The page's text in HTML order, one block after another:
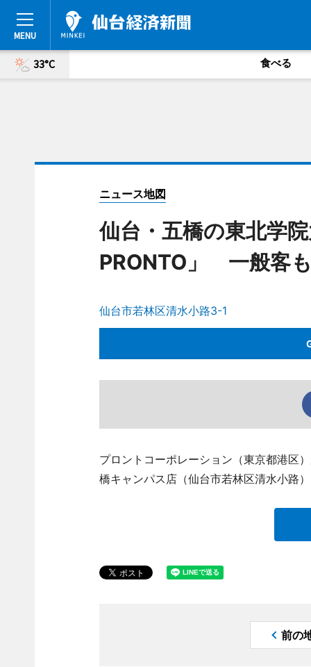
33°C 食べる
ニュース地図
仙台・五橋の東北学
PRONTO」 一般客
仙台市若林区清水小路3-1
プロントコーポレーション（東京都港区
橋キャンパス店（仙台市若林区清水小路
前の